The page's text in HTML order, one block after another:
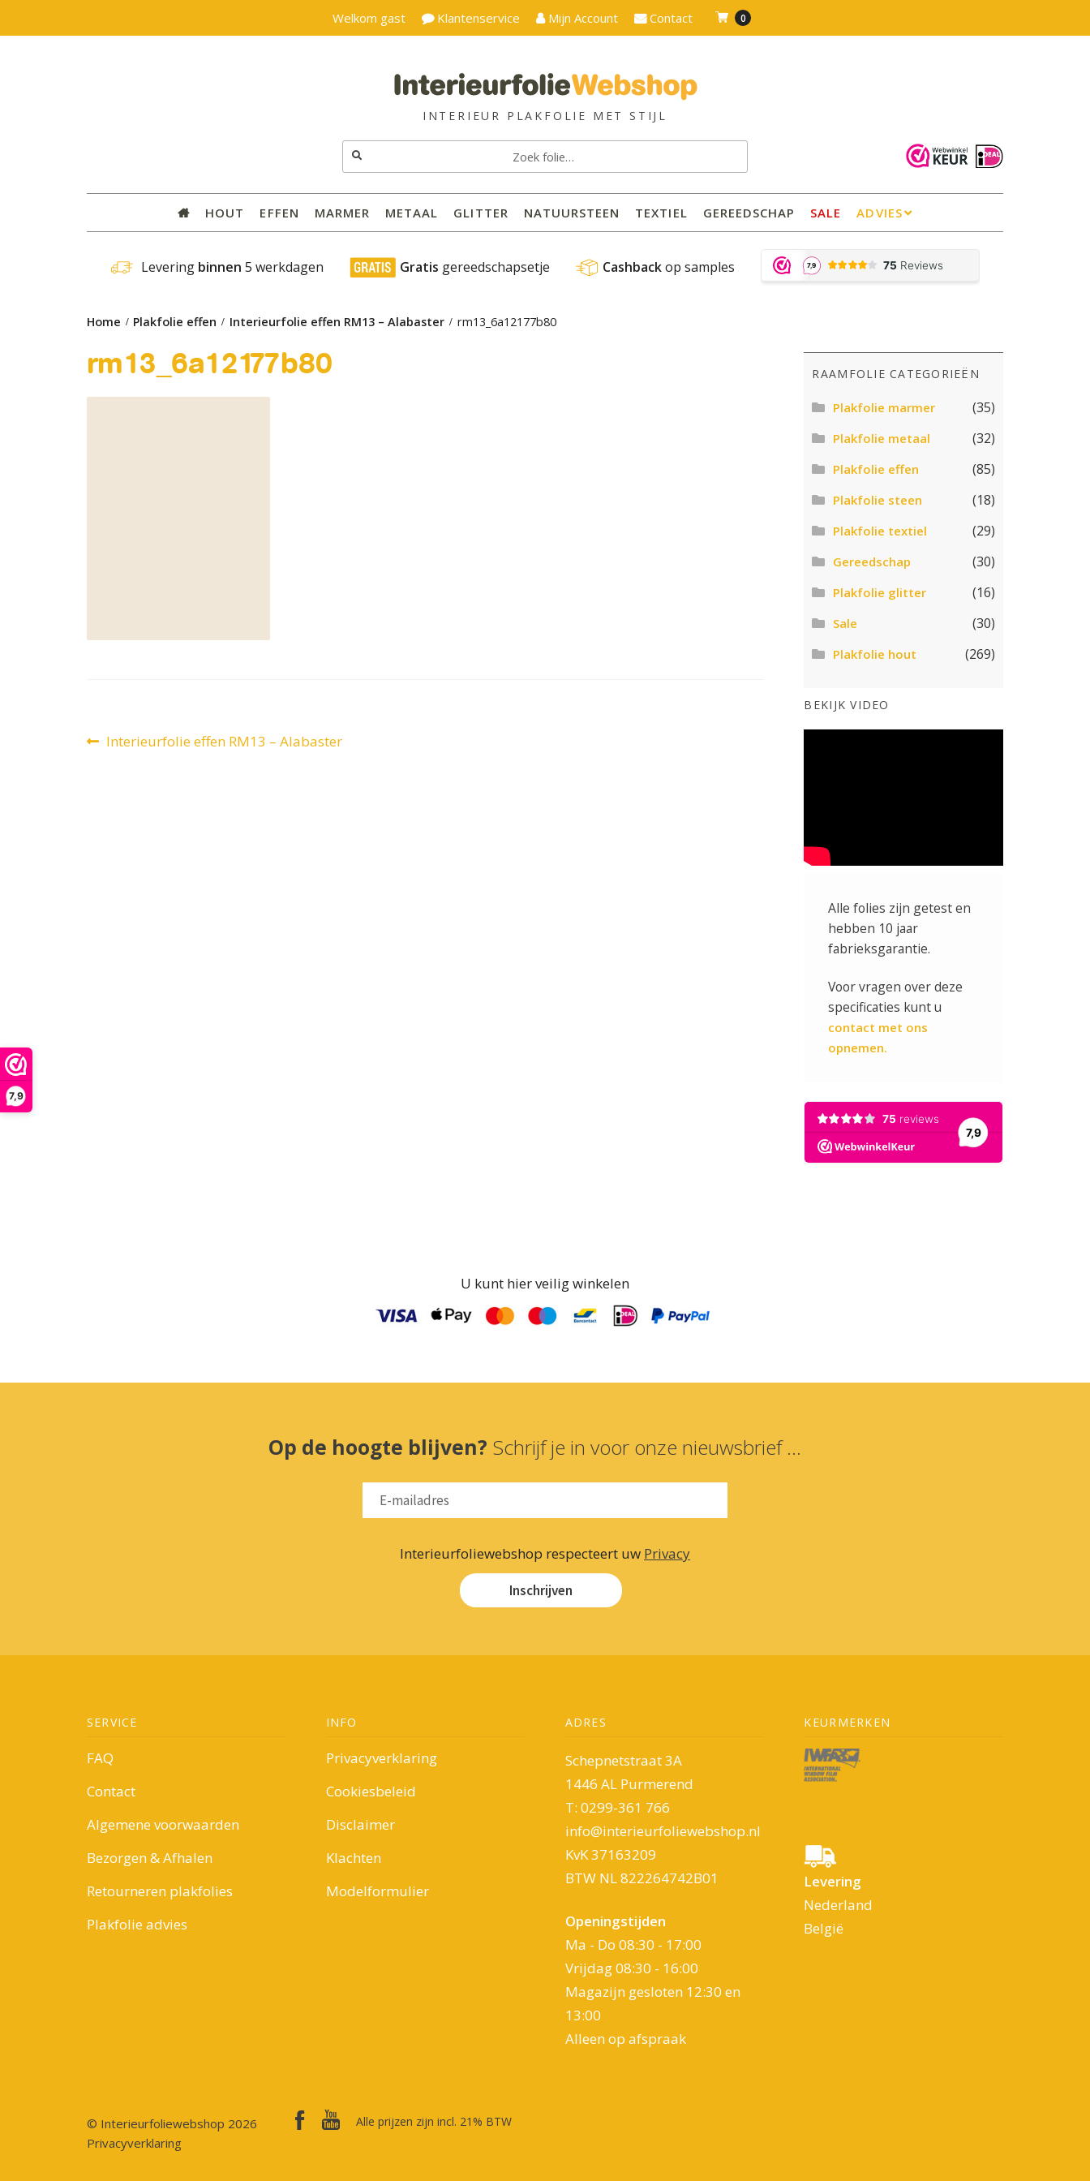
7,9
Welkom gast Klantenservice Mijn Account Contact 0
Zoeken
naar:
HOUT EFFEN MARMER METAAL GLITTER NATUURSTEEN TEXTIEL GEREEDSCHAP SALE ADVIES
Levering binnen 5 werkdagen Gratis gereedschapsetje Cashback op samples
Home Plakfolie effen Interieurfolie effen RM13 – Alabaster rm13_6a12177b80
rm13_6a12177b80
Bericht
Vorig
Interieurfolie effen RM13 – Alabaster
RAAMFOLIE CATEGORIEËN
Plakfolie marmer (35)
Plakfolie metaal (32)
Plakfolie effen (85)
Plakfolie steen (18)
Plakfolie textiel (29)
Gereedschap (30)
Plakfolie glitter (16)
Sale (30)
Plakfolie hout (269)
BEKIJK VIDEO
Alle folies zijn getest en
hebben 10 jaar
fabrieksgarantie.
Voor vragen over deze
specificaties kunt u
contact met ons
opnemen.
U kunt hier veilig winkelen
Op de hoogte blijven? Schrijf je in voor onze nieuwsbrief ...
Interieurfoliewebshop respecteert uw Privacy
Inschrijven
SERVICE
FAQ
Contact
Algemene voorwaarden
Bezorgen & Afhalen
Retourneren plakfolies
Plakfolie advies
INFO
Privacyverklaring
Cookiesbeleid
Disclaimer
Klachten
Modelformulier
ADRES
Schepnetstraat 3A
1446 AL Purmerend
T: 0299-361 766
info@interieurfoliewebshop.nl
KvK 37163209
BTW NL 822264742B01
Openingstijden
Ma - Do 08:30 - 17:00
Vrijdag 08:30 - 16:00
Magazijn gesloten 12:30 en
13:00
Alleen op afspraak
KEURMERKEN
Levering
Nederland
België
© Interieurfoliewebshop 2026
Privacyverklaring
Alle prijzen zijn incl. 21% BTW